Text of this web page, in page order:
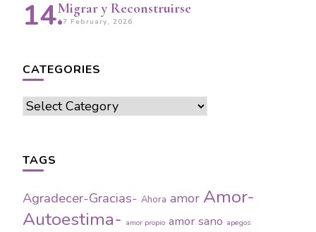
Migrar y Reconstruirse
17 February, 2026
CATEGORIES
Categories
TAGS
Agradecer-Gracias- Ahora amor Amor-
Autoestima- amor propio amor sano apegos